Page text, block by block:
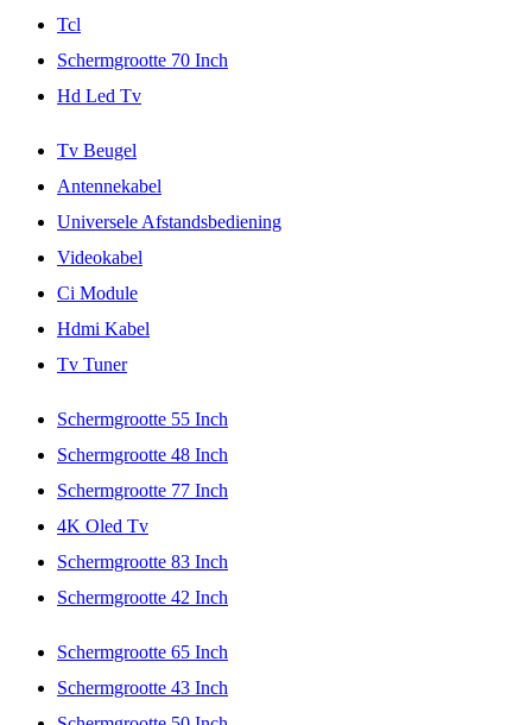
Tcl
Schermgrootte 70 Inch
Hd Led Tv
Tv Beugel
Antennekabel
Universele Afstandsbediening
Videokabel
Ci Module
Hdmi Kabel
Tv Tuner
Schermgrootte 55 Inch
Schermgrootte 48 Inch
Schermgrootte 77 Inch
4K Oled Tv
Schermgrootte 83 Inch
Schermgrootte 42 Inch
Schermgrootte 65 Inch
Schermgrootte 43 Inch